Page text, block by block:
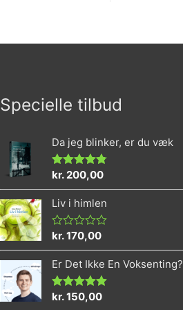
Specielle tilbud
Da jeg blinker, er du væk
Vurderet
kr. 200,00
Liv i himlen
Vurderet
af
5
kr.170,00
Er Det Ikke En Voksenting?
Vurderet
kr.150,00